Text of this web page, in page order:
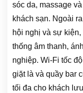
sóc da, massage
khách sạn. Ngoài
hội nghị và sự
thống âm thanh,
nghiệp. Wi-Fi tốc
giặt là và quầy bar
tối đa cho khách